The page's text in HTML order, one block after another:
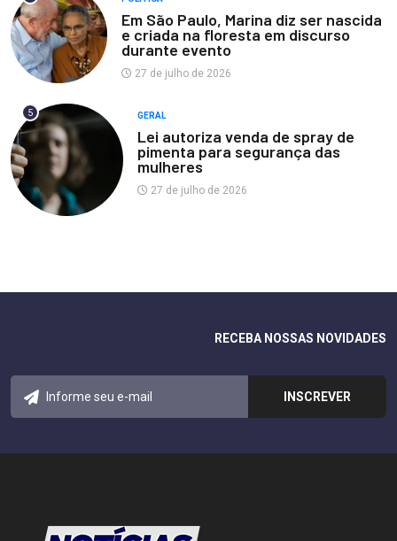
Em São Paulo, Marina diz ser nascida
e criada na floresta em discurso
durante evento
27 de julho de 2026
5 GERAL
Lei autoriza venda de spray de
pimenta para segurança das
mulheres
27 de julho de 2026
RECEBA NOSSAS NOVIDADES